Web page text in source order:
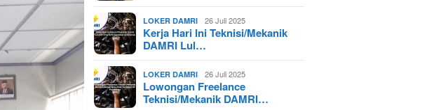
LOKER DAMRI 26 Juli 2025
Kerja Hari Ini Teknisi/Mekanik
DAMRI Lul…
LOKER DAMRI 26 Juli 2025
Lowongan Freelance
Teknisi/Mekanik DAMRI…